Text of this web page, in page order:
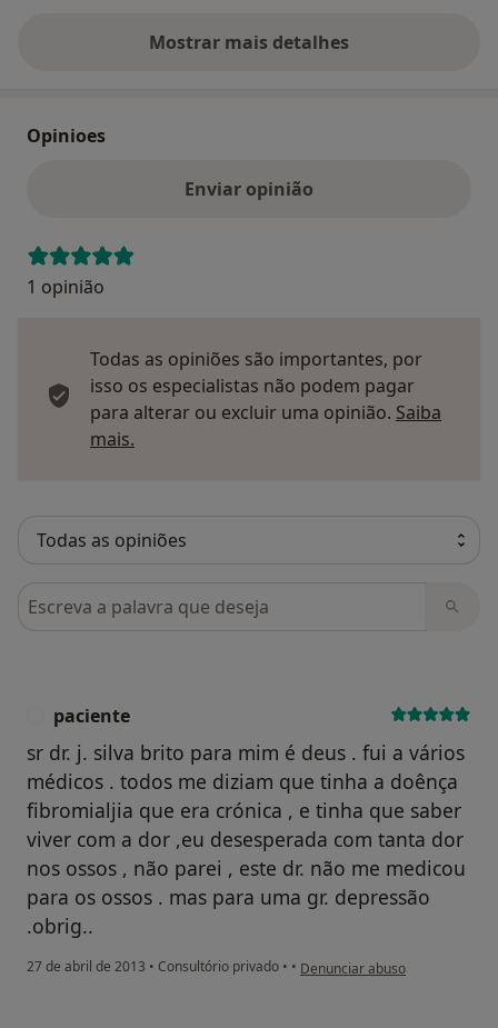
Mostrar mais detalhes
sobre o endereço
Opinioes
Enviar opinião
1 opinião
Todas as opiniões são importantes, por
isso os especialistas não podem pagar
para alterar ou excluir uma opinião. Saiba
mais.
Pesquisar em opiniões
paciente
sr dr. j. silva brito para mim é deus . fui a vários
médicos . todos me diziam que tinha a doênça
fibromialjia que era crónica , e tinha que saber
viver com a dor ,eu desesperada com tanta dor
nos ossos , não parei , este dr. não me medicou
para os ossos . mas para uma gr. depressão
.obrig..
27 de abril de 2013 • Consultório privado • • na opinião do utilizador
Denunciar abuso